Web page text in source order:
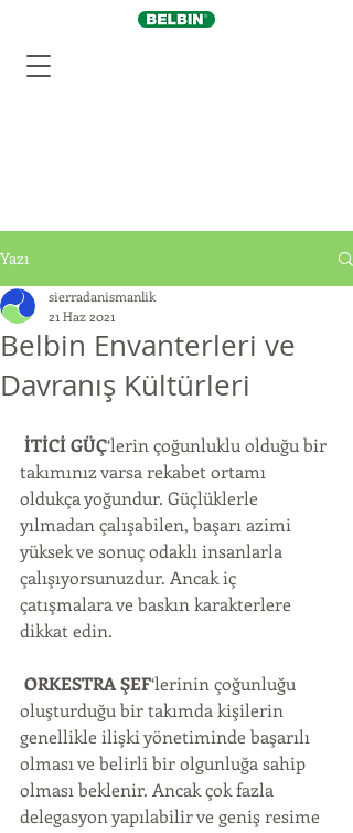
Yazı
Belbin Envanterleri ve
Davranış Kültürleri
sierradanismanlik
21 Haz 2021
İTİCİ GÜÇ‘lerin çoğunluklu olduğu bir
takımınız varsa rekabet ortamı
oldukça yoğundur. Güçlüklerle
yılmadan çalışabilen, başarı azimi
yüksek ve sonuç odaklı insanlarla
çalışıyorsunuzdur. Ancak iç
çatışmalara ve baskın karakterlere
dikkat edin.
ORKESTRA ŞEF‘lerinin çoğunluğu
oluşturduğu bir takımda kişilerin
genellikle ilişki yönetiminde başarılı
olması ve belirli bir olgunluğa sahip
olması beklenir. Ancak çok fazla
delegasyon yapılabilir ve geniş resime